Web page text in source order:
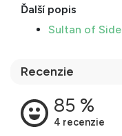
Ďalší popis
Sultan of Side
Recenzie